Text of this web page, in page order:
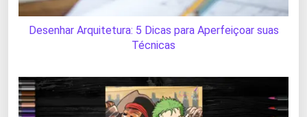
Desenhar Arquitetura: 5 Dicas para Aperfeiçoar suas
Técnicas